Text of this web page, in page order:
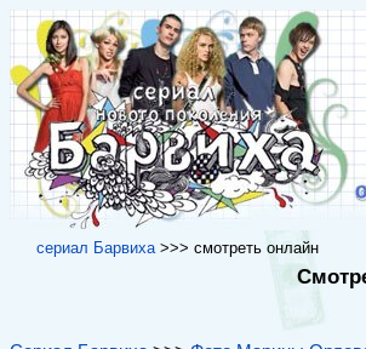
cериал Барвиха>>> cмотреть онлайн